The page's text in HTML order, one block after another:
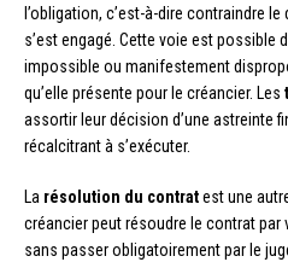
l’obligation, c’est-à-dire contraindre
s’est engagé. Cette voie est possible
impossible ou manifestement
qu’elle présente pour le créancier. Les
assortir leur décision d’une astreinte
récalcitrant à s’exécuter.
La résolution du contratest une
créancier peut résoudre le contrat
sans passer obligatoirement par le